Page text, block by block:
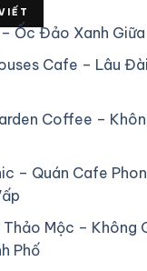
Ốc Đảo Xanh
Cafe – Lâu
Coffee –
– Quán Cafe
Mộc – Không
Phố